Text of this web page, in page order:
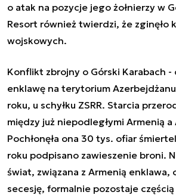
o atak na pozycje jego żołnierzy w
Resort również twierdzi, że zginęło
wojskowych.
Konflikt zbrojny o Górski Karabach -
enklawę na terytorium
roku, u schyłku ZSRR. Starcia
między już niepodległymi Armenią
Pochłonęła ona 30 tys. ofiar
roku podpisano zawieszenie broni.
świat, związana z Armenią enklawa,
secesję, formalnie pozostaje